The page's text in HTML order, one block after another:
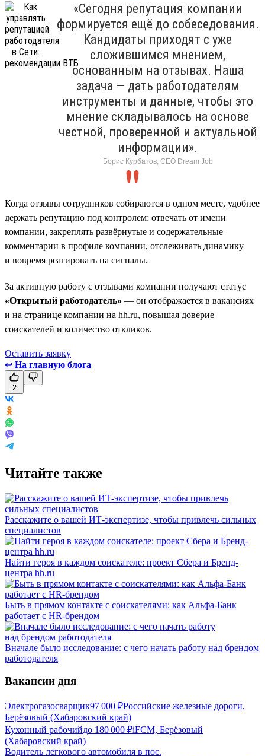
«Сегодня репутация компании
формируется ещё до собеседования.
Кандидаты приходят с уже
сложившимся мнением,
основанным на отзывах. Наша
задача — дать работодателям
инструменты и данные, чтобы это
мнение складывалось на основе
честной, проверенной и актуальной
информации».
Борис Курбатов, CEO Dream Job
Когда отзывы сотрудников собираются в одном месте, удобнее
держать репутацию под контролем: отвечать от имени
компании, закреплять развёрнутые и содержательные
комментарии в профиле компании, отслеживать динамику
и вовремя реагировать на сигналы.
За активную работу с отзывами компании получают статус
«Открытый работодатель» — он отображается в вакансиях
и на странице компании на hh.ru, повышая доверие
соискателей и количество откликов.
Оставить заявку
↩ На главную блога
2
Читайте также
Расскажите о вашей ИТ-экспертизе, чтобы привлечь сильных
специалистов
Найти героя в каждом соискателе: проект Сбера и Бренд-
центра hh.ru
Быть в прямом контакте с соискателями: как Альфа-Банк
работает с HR-брендом
Вначале было исследование: с чего начать работу над брендом
работодателя
Вакансии дня
Электрогазосварщик97 000 ₽Российские железные дороги,
Берёзовый (Хабаровский край)
Кухонный рабочийдо 180 000 ₽iFCM, Берёзовый
(Хабаровский край)
Водитель легкового автомобиля в пос.